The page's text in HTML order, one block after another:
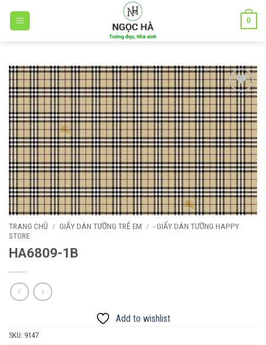
0
Add to
wishlist
TRANG CHỦ / GIẤY DÁN TƯỜNG TRẺ EM / - GIẤY DÁN TƯỜNG HAPPY
STORE
HA6809-1B
Add to wishlist
SKU: 9147